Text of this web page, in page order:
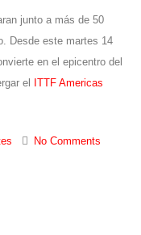
junto a más de 50
Desde este martes 14
en el epicentro del
el
ITTF Americas
No Comments